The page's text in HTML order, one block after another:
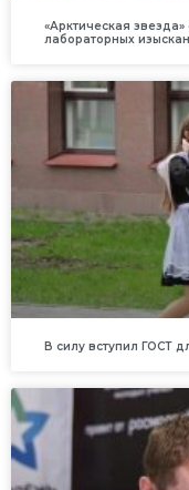
«Арктическая
лабораторных
В силу вступил ГОСТ